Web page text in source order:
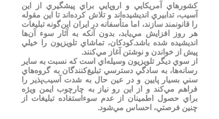
كشورهاي آمريكايي و اروپايي براي پيشگيري از اين
آسيب، تدابيري انديشيده‌اند و تلاش كرده‌اند تا اين مقوله
را قانونمند سازند، اما متأسفانه در ايران اين‌گونه تبليغات
هر روز افزايش مي‌يابد، بدون آنكه به آثار سوء آن‌ها
انديشيده شده باشد.كودكان، تماشاي تلويزيون را خيلي
پيش از خواندن و نوشتن آغاز مي‌كنند.
از سوي ديگر تلويزيون وسيله‌اي است كه نسبت به ساير
رسانه‌ها، به سادگي دسترسي تبليغ‌كنندگان به گروه‌هاي
سني بسيار پايين و در عين حال به شدت آسيب‌پذير را
فراهم مي‌كند و از اين رو نياز به چارچوب ايمن ويژه
براي حصول اطمينان از عدم سوء‌استفاده تبليغات از
چنين فرصتي، احساس مي‌شود.